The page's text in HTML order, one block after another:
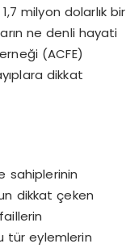
milyon dolarlık bir
ne denli hayati
(ACFE)
dikkat
sahiplerinin
dikkat çeken
tür eylemlerin